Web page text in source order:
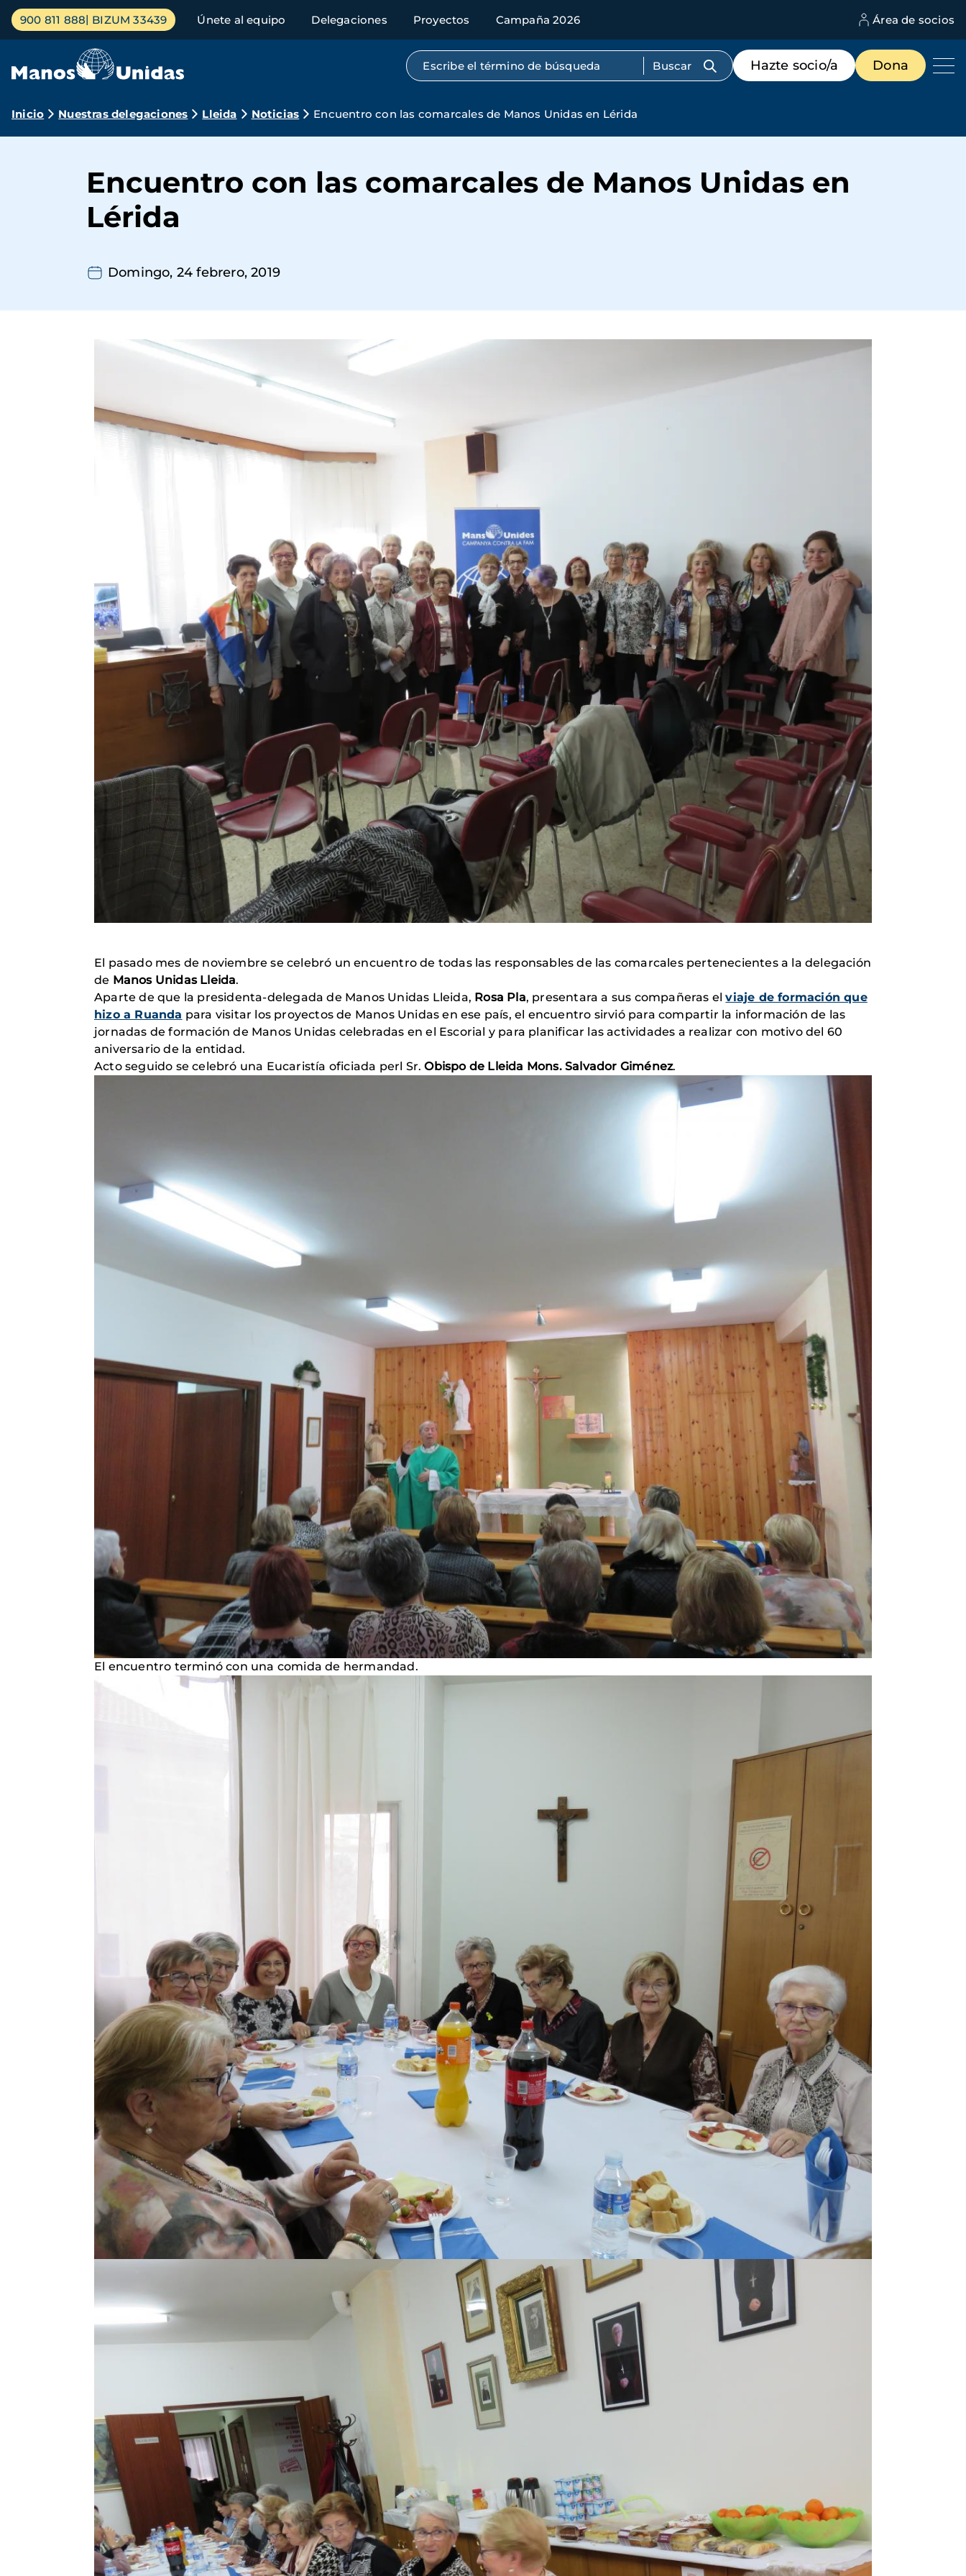
Pasar
contenido
Menú
principal
900 811 888 BIZUM 33439 Únete al equipo Delegaciones Proyectos Campaña 2026 Área de socios
Búsqueda por texto completo
Menú
de
destacados
Hazte socio/a Dona
Ruta
navegación
Inicio Nuestras delegaciones Lleida Noticias Encuentro con las comarcales de Manos Unidas en Lérida
Encuentro con las comarcales de Manos Unidas en
Lérida
Domingo, 24 febrero, 2019
El pasado mes de noviembre se celebró un encuentro de todas las responsables de las comarcales pertenecientes a la delegación
de Manos Unidas Lleida.
Aparte de que la presidenta-delegada de Manos Unidas Lleida, Rosa Pla, presentara a sus compañeras elviaje de formación que
hizo a Ruanda para visitar los proyectos de Manos Unidas en ese país, el encuentro sirvió para compartir la información de las
jornadas de formación de Manos Unidas celebradas en el Escorial y para planificar las actividades a realizar con motivo del 60
aniversario de la entidad.
Acto seguido se celebró una Eucaristía oficiada perl Sr.Obispo de Lleida Mons. Salvador Giménez.
El encuentro terminó con una comida de hermandad.